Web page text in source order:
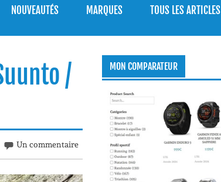
NOUVEAUTÉS MARQUES TOUS LES ARTICLES
/
Un commentaire
MON COMPARATEUR